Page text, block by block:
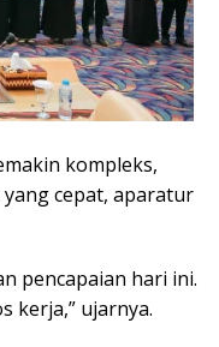
kompleks,
cepat, aparatur
pencapaian hari ini.
kerja,” ujarnya.